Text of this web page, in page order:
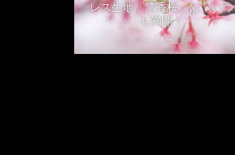
レス生地「清香桜」は、いつ
も満開！
2019年4月12日